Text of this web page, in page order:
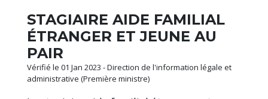
STAGIAIRE AIDE FAMILIAL
ÉTRANGER ET JEUNE AU
PAIR
Vérifié le 01 Jan 2023 - Direction de l'information légale et
administrative (Première ministre)